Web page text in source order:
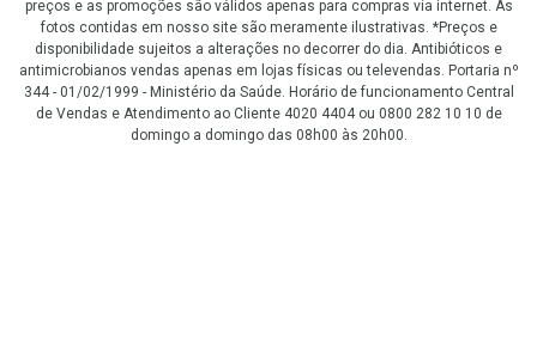
preços e as promoções são válidos apenas para compras via internet. As
fotos contidas em nosso site são meramente ilustrativas. *Preços e
disponibilidade sujeitos a alterações no decorrer do dia. Antibióticos e
antimicrobianos vendas apenas em lojas físicas ou televendas. Portaria nº
344 - 01/02/1999 - Ministério da Saúde. Horário de funcionamento Central
de Vendas e Atendimento ao Cliente 4020 4404 ou 0800 282 10 10 de
domingo a domingo das 08h00 às 20h00.